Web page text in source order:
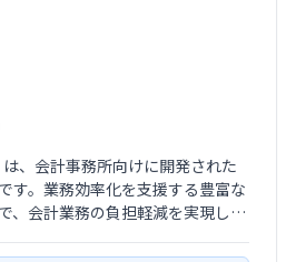
、会計事務所向けに開発された
す。業務効率化を支援する豊富な
、会計業務の負担軽減を実現しま